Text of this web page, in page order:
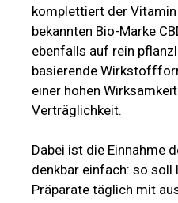
komplettiert der Vitamin
bekannten Bio-Marke
ebenfalls auf rein
basierende
einer hohen
Verträglichkeit.
Dabei ist die Einnahme
denkbar einfach: so soll
Präparate täglich mit